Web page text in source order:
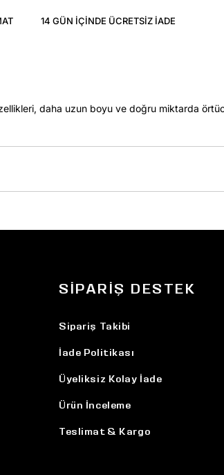
14 GÜN IÇINDE ÜCRETSIZ IADE
daha uzun boyu ve doğru miktarda
SIPARIŞ DESTEK
Sipariş Takibi
İade Politikası
Üyeliksiz Kolay İade
Ürün İnceleme
Teslimat & Kargo